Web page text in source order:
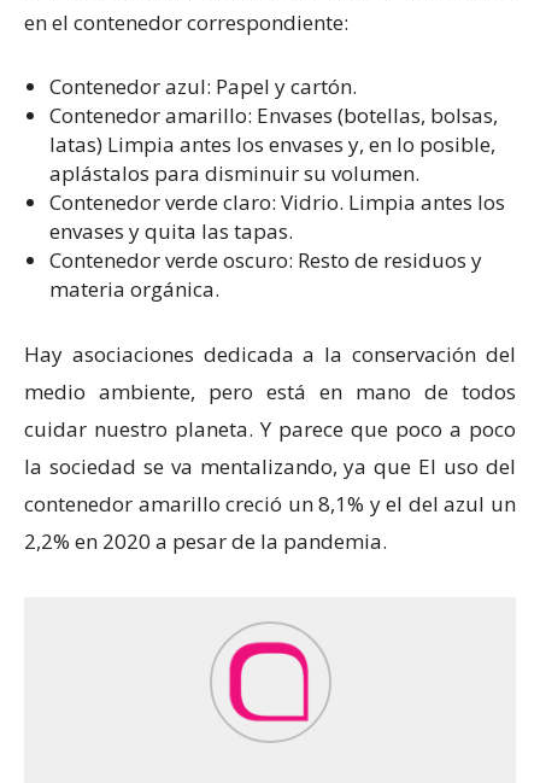
en el contenedor correspondiente:
Contenedor azul: Papel y cartón.
Contenedor amarillo: Envases (botellas, bolsas,
latas) Limpia antes los envases y, en lo posible,
aplástalos para disminuir su volumen.
Contenedor verde claro: Vidrio. Limpia antes los
envases y quita las tapas.
Contenedor verde oscuro: Resto de residuos y
materia orgánica.
Hay asociaciones dedicada a la conservación del
medio ambiente, pero está en mano de todos
cuidar nuestro planeta. Y parece que poco a poco
la sociedad se va mentalizando, ya que El uso del
contenedor amarillo creció un 8,1% y el del azul un
2,2% en 2020 a pesar de la pandemia.